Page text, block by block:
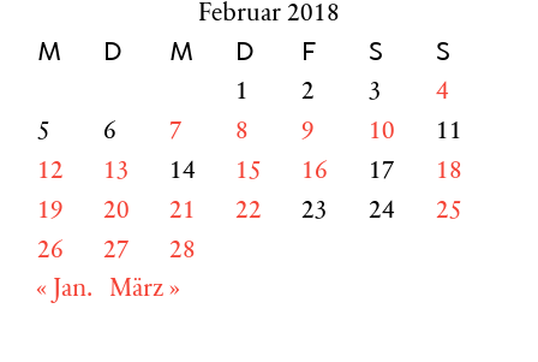
Februar 2018
M D M D F S S
1 2 3
4
5
6 7 8 9 10
11
12
13 14 15 16 17
18
19
20 21 22 23 24
25
26
27
28
« Jan.
März »